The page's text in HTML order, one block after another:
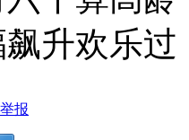
升欢乐
举报